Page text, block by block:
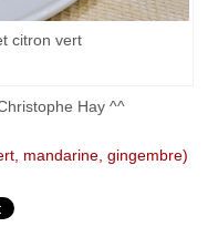
citron vert
Hay ^^
mandarine, gingembre)